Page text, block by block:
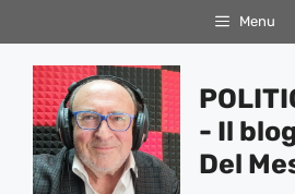
al
contenuto
Menu
- Il
Del